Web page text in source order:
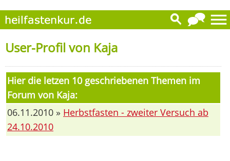
User-Profil von Kaja
Hier die letzen 10 geschriebenen Themen im
Forum von Kaja:
06.11.2010 » Herbstfasten - zweiter Versuch ab
24.10.2010